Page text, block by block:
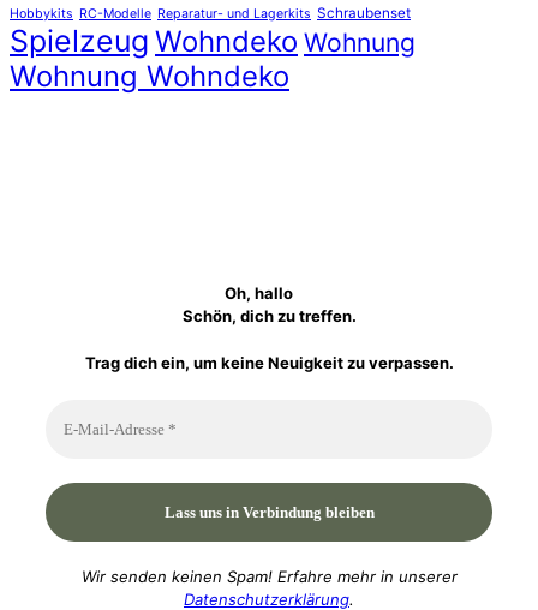
Hobbykits RC-Modelle Reparatur- und Lagerkits Schraubenset
Spielzeug Wohndeko Wohnung
Wohnung Wohndeko
Oh, hallo
Schön, dich zu treffen.
Trag dich ein, um keine Neuigkeit zu verpassen.
Wir senden keinen Spam! Erfahre mehr in unserer
Datenschutzerklärung.